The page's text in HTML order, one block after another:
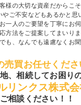
様の大切な資産だからこそ
やご不安などもあるかと思
一人のご要望を丁寧にお
方法をご提案してまいり
も、なんでも遠慮なくお聞
売買お任せくださ
、相続してお困り
リンクス株式
ご相談ください！！